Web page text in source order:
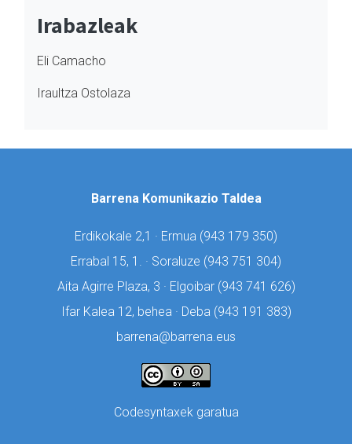
Irabazleak
Eli Camacho
Iraultza Ostolaza
Barrena Komunikazio Taldea
Erdikokale 2,1 · Ermua (943 179 350)
Errabal 15, 1. · Soraluze (943 751 304)
Aita Agirre Plaza, 3 · Elgoibar (943 741 626)
Ifar Kalea 12, behea · Deba (943 191 383)
barrena@barrena.eus
Codesyntaxek garatua